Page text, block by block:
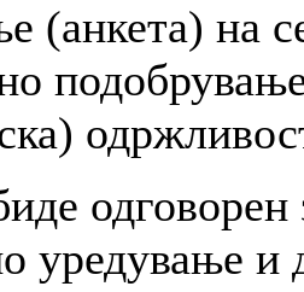
(анкета) на
одговорен
уредување и